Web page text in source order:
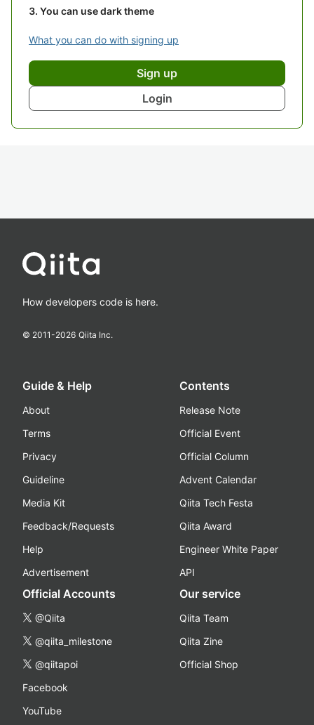
You can use dark theme
What you can do with signing up
Sign up
Login
How developers code is here.
© 2011-2026 Qiita Inc.
Guide & Help
About
Terms
Privacy
Guideline
Media Kit
Feedback/Requests
Help
Advertisement
Contents
Release Note
Official Event
Official Column
Advent Calendar
Qiita Tech Festa
Qiita Award
Engineer White Paper
API
Official Accounts
@Qiita
@qiita_milestone
@qiitapoi
Facebook
YouTube
Our service
Qiita Team
Qiita Zine
Official Shop